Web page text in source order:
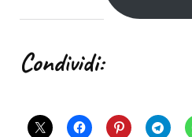
Condividi: